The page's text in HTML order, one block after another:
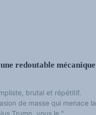
redoutable mécanique
brutal et répétitif.
de masse qui menace la
Trump, vous le "